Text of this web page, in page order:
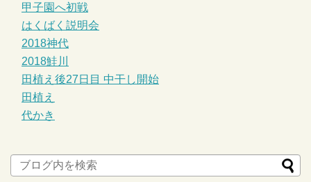
甲子園へ初戦
はくばく説明会
2018神代
2018鮭川
田植え後27日目 中干し開始
田植え
代かき